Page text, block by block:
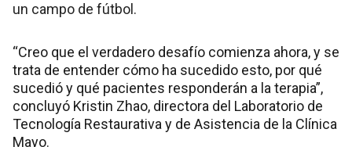
un campo de fútbol.
“Creo que el verdadero desafío comienza ahora, y se
trata de entender cómo ha sucedido esto, por qué
sucedió y qué pacientes responderán a la terapia”,
concluyó Kristin Zhao, directora del Laboratorio de
Tecnología Restaurativa y de Asistencia de la Clínica
Mayo.